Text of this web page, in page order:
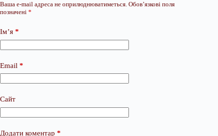
Ваша e-mail адреса не оприлюднюватиметься. Обов’язкові поля
позначені *
Ім’я *
Email *
Сайт
Додати коментар *